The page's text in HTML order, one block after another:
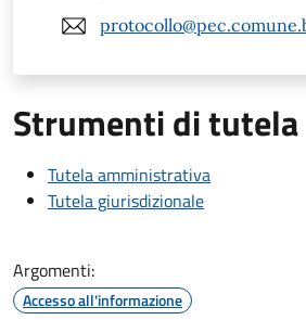
Strumenti di tutela
Tutela amministrativa
Tutela giurisdizionale
Argomenti:
Accesso all'informazione